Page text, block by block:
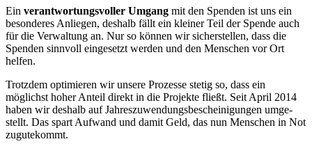
Ein verant­wortungs­voller Umgang mit den Spenden ist uns ein
beson­deres Anliegen, deshalb fällt ein kleiner Teil der Spende auch
für die Verwal­tung an. Nur so können wir sicher­stellen, dass die
Spenden sinn­voll einge­setzt werden und den Menschen vor Ort
helfen.
Trotzdem opti­mieren wir unsere Prozesse stetig so, dass ein
möglichst hoher Anteil direkt in die Projekte fließt. Seit April 2014
haben wir deshalb auf Jahres­zuwendungs­beschei­nigungen umge­
stellt. Das spart Aufwand und damit Geld, das nun Menschen in Not
zugute­kommt.